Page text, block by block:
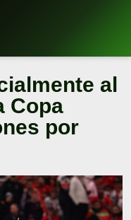
al
Copa
por